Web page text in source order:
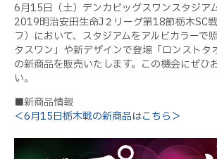
6月15日（土）デンカビッグスワンスタジア
2019明治安田生命J ２リーグ第18節栃木SC
フ）において、スタジアムをアルビカラーで
タスワン」や新デザインで登場「ロンストタ
の新商品を販売いたします。この機会にぜひ
い。
■新商品情報
＜6月15日栃木戦の新商品はこちら＞